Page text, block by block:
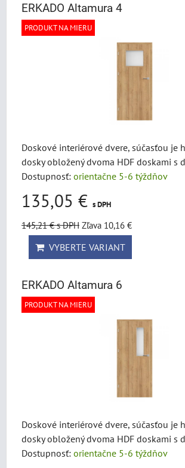
ERKADO Altamura 4
PRODUKT NA MIERU
Doskové interiérové dvere, súčasťou je
dosky obložený dvoma HDF doskami s
Dostupnosť: orientačne 5-6 týždňov
135,05 € s DPH
145,21 €s DPH Zľava 10,16 €
VYBERTE VARIANT
ERKADO Altamura 6
PRODUKT NA MIERU
Doskové interiérové dvere, súčasťou je
dosky obložený dvoma HDF doskami s
Dostupnosť: orientačne 5-6 týždňov